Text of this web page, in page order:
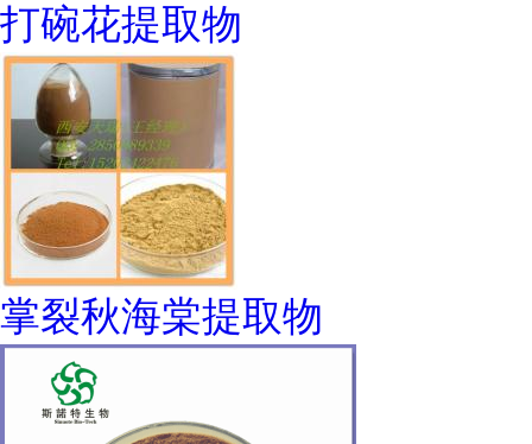
打碗花提取物
掌裂秋海棠提取物